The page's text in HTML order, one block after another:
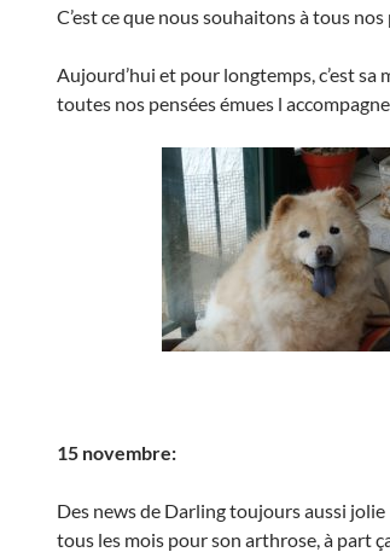
C’est ce que nous souhaitons à tous
Aujourd’hui et pour longtemps, c’est sa
toutes nos pensées émues l
15 novembre:
Des news de Darling toujours aussi
tous les mois pour son arthrose, à part